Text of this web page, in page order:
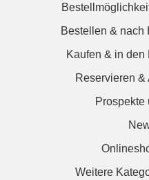
Bestellen & nach
Kaufen & in den
Reservieren
Prospekte
Weitere